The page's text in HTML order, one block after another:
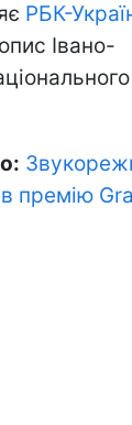
РБК-
Івано-
премію